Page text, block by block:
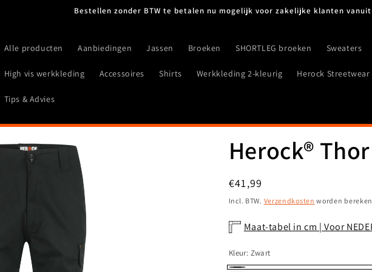
Bestellen zonder BTW te betalen nu mogelijk voor zakelijke klanten
Alle producten Aanbiedingen Jassen Broeken SHORTLEG broeken Sweaters
High vis werkkleding Accessoires Shirts Werkkleding 2-kleurig Herock Streetwear
Tips & Advies
Herock®
Normale
prijs
€41,99
Incl. BTW. Verzendkosten worden
Maat-tabel in cm | Voor
Kleur: Zwart